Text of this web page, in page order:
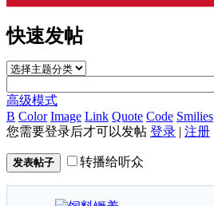
快速发帖
高级模式
B Color Image Link Quote Code Smilies
您需要登录后才可以发帖 登录 | 注册
发表帖子 转播给听众